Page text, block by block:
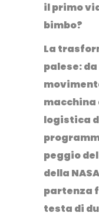
il primo
bimbo?
La
palese: da
macchina
logistica
peggio
della
partenza
testa di